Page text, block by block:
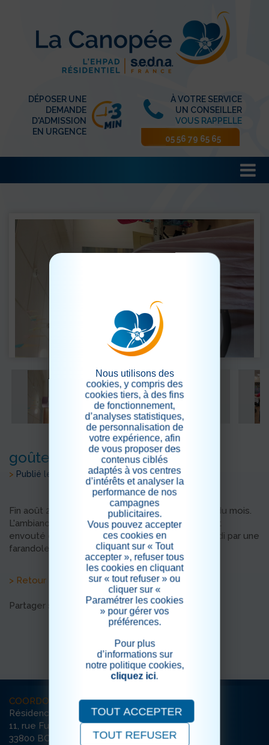
DÉPOSER UNE
DEMANDE
D'ADMISSION
EN URGENCE
À VOTRE SERVICE
UN CONSEILLER
VOUS RAPPELLE
05 56 79 65 65
goûter anniversaire août 2020
> Publié le 02/09/2020
Fin août 2020, nous avons fêté les anniversaires du mois.
L'ambiance était là!!! la musique nous a tellement
envouté que nous avons terminé cette après-midi par une
farandole.
> Retour aux actualités
Partager sur les réseaux sociaux
COORDONNÉES
Résidence La Canopée
11, rue Furtado
33800 BORDEAUX
Nous utilisons des
cookies, y compris des
cookies tiers, à des fins
de fonctionnement,
d’analyses statistiques,
de personnalisation de
votre expérience, afin
de vous proposer des
contenus ciblés
adaptés à vos centres
d’intérêts et analyser la
performance de nos
campagnes
publicitaires.
Vous pouvez accepter
ces cookies en
cliquant sur « Tout
accepter », refuser tous
les cookies en cliquant
sur « tout refuser » ou
cliquer sur «
Paramétrer les cookies
» pour gérer vos
préférences.
Pour plus
d’informations sur
notre politique cookies,
cliquez ici.
TOUT ACCEPTER
TOUT REFUSER